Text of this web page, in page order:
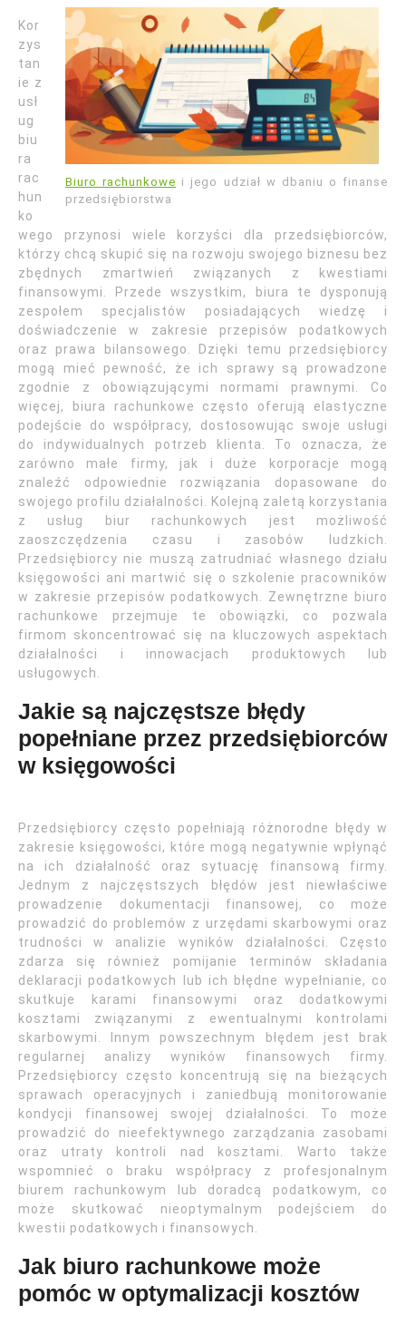
Biuro rachunkowe i jego udział w dbaniu o finanse
przedsiębiorstwa
Kor
zys
tan
ie z
usł
ug
biu
ra
rac
hun
ko
wego przynosi wiele korzyści dla przedsiębiorców,
którzy chcą skupić się na rozwoju swojego biznesu bez
zbędnych zmartwień związanych z kwestiami
finansowymi. Przede wszystkim, biura te dysponują
zespołem specjalistów posiadających wiedzę i
doświadczenie w zakresie przepisów podatkowych
oraz prawa bilansowego. Dzięki temu przedsiębiorcy
mogą mieć pewność, że ich sprawy są prowadzone
zgodnie z obowiązującymi normami prawnymi. Co
więcej, biura rachunkowe często oferują elastyczne
podejście do współpracy, dostosowując swoje usługi
do indywidualnych potrzeb klienta. To oznacza, że
zarówno małe firmy, jak i duże korporacje mogą
znaleźć odpowiednie rozwiązania dopasowane do
swojego profilu działalności. Kolejną zaletą korzystania
z usług biur rachunkowych jest możliwość
zaoszczędzenia czasu i zasobów ludzkich.
Przedsiębiorcy nie muszą zatrudniać własnego działu
księgowości ani martwić się o szkolenie pracowników
w zakresie przepisów podatkowych. Zewnętrzne biuro
rachunkowe przejmuje te obowiązki, co pozwala
firmom skoncentrować się na kluczowych aspektach
działalności i innowacjach produktowych lub
usługowych.
Jakie są najczęstsze błędy
popełniane przez przedsiębiorców
w księgowości
Przedsiębiorcy często popełniają różnorodne błędy w
zakresie księgowości, które mogą negatywnie wpłynąć
na ich działalność oraz sytuację finansową firmy.
Jednym z najczęstszych błędów jest niewłaściwe
prowadzenie dokumentacji finansowej, co może
prowadzić do problemów z urzędami skarbowymi oraz
trudności w analizie wyników działalności. Często
zdarza się również pomijanie terminów składania
deklaracji podatkowych lub ich błędne wypełnianie, co
skutkuje karami finansowymi oraz dodatkowymi
kosztami związanymi z ewentualnymi kontrolami
skarbowymi. Innym powszechnym błędem jest brak
regularnej analizy wyników finansowych firmy.
Przedsiębiorcy często koncentrują się na bieżących
sprawach operacyjnych i zaniedbują monitorowanie
kondycji finansowej swojej działalności. To może
prowadzić do nieefektywnego zarządzania zasobami
oraz utraty kontroli nad kosztami. Warto także
wspomnieć o braku współpracy z profesjonalnym
biurem rachunkowym lub doradcą podatkowym, co
może skutkować nieoptymalnym podejściem do
kwestii podatkowych i finansowych.
Jak biuro rachunkowe może
pomóc w optymalizacji kosztów